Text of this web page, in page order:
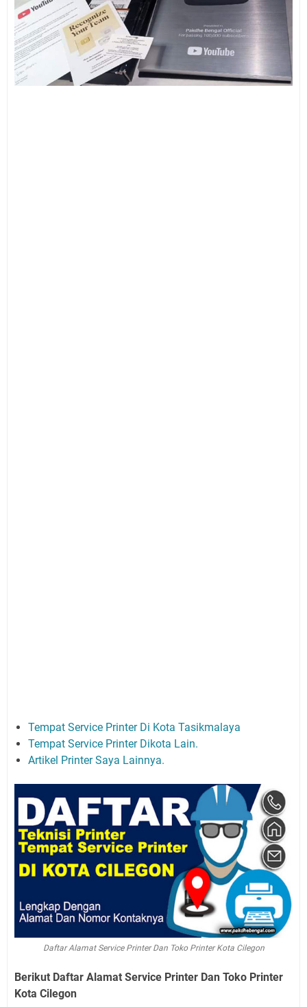
Tempat Service Printer Di Kota Tasikmalaya
Tempat Service Printer Dikota Lain.
Artikel Printer Saya Lainnya.
Daftar Alamat Service Printer Dan Toko Printer Kota Cilegon
Berikut Daftar Alamat Service Printer Dan Toko Printer
Kota Cilegon